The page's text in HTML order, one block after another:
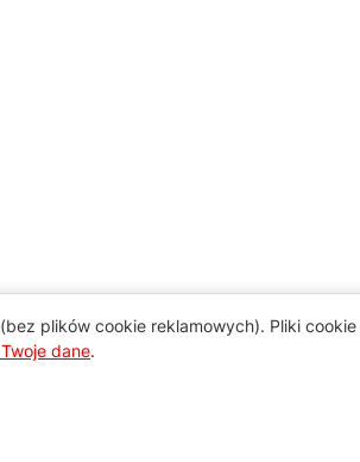
(bez plików cookie reklamowych). Pliki
dane.